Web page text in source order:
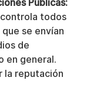
Públicas:
todos
se envían
de
en general.
la reputación